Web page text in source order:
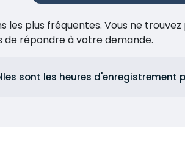
les plus fréquentes. Vous ne
de répondre à votre demande.
sont les heures d'enregistrement